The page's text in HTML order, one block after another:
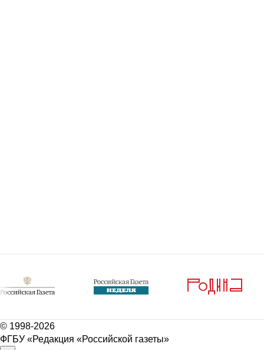
© 1998-2026
ФГБУ «Редакция «Российской газеты»